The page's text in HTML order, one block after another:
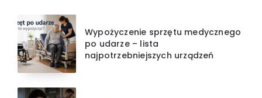
Wypożyczenie sprzętu medycznego
po udarze – lista
najpotrzebniejszych urządzeń